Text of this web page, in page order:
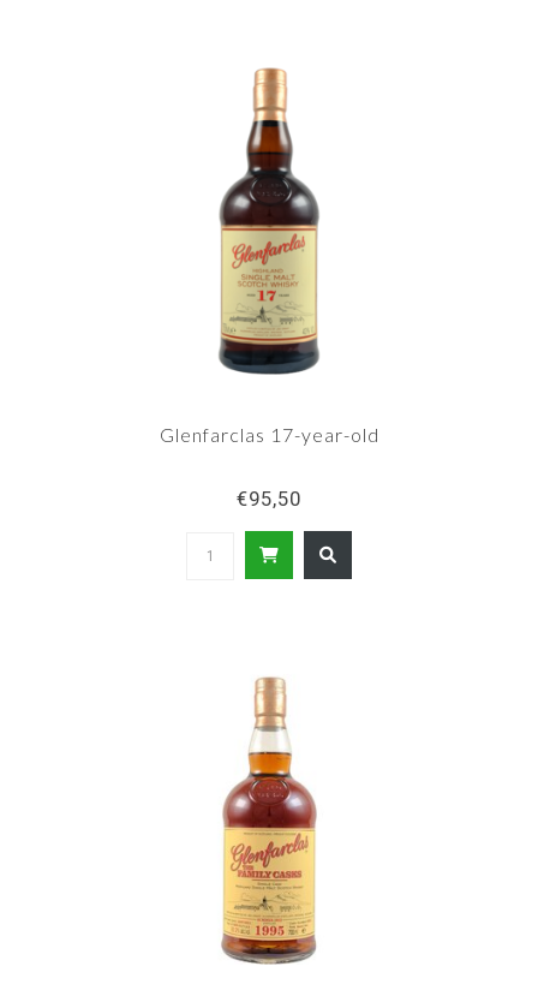
Glenfarclas 17-year-old
€95,50